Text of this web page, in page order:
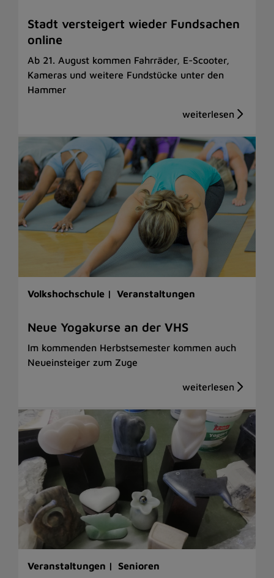
Stadt versteigert wieder Fundsachen
online
Ab 21. August kommen Fahrräder, E-Scooter,
Kameras und weitere Fundstücke unter den
Hammer
Volkshochschule | Veranstaltungen
Neue Yogakurse an der VHS
Im kommenden Herbstsemester kommen auch
Neueinsteiger zum Zuge
Veranstaltungen | Senioren